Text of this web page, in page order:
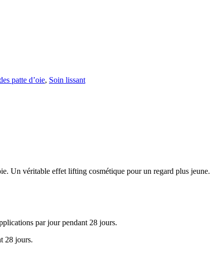
patte d’oie, Soin lissant
Un véritable effet lifting cosmétique pour un regard plus jeune.
par jour pendant 28 jours.
28 jours.